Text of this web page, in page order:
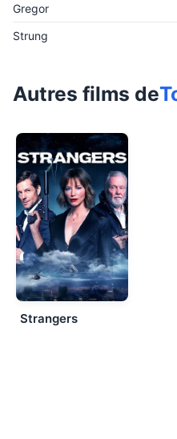
Gregor
Strung
Autres films de
Strangers